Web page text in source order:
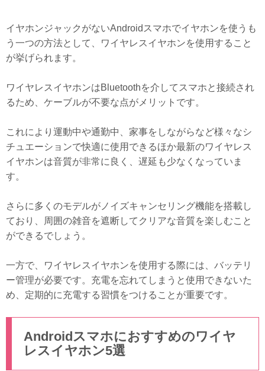
イヤホンジャックがないAndroidスマホでイヤホンを使うも
う一つの方法として、ワイヤレスイヤホンを使用すること
が挙げられます。
ワイヤレスイヤホンはBluetoothを介してスマホと接続され
るため、ケーブルが不要な点がメリットです。
これにより運動中や通勤中、家事をしながらなど様々なシ
チュエーションで快適に使用できるほか最新のワイヤレス
イヤホンは音質が非常に良く、遅延も少なくなっていま
す。
さらに多くのモデルがノイズキャンセリング機能を搭載し
ており、周囲の雑音を遮断してクリアな音質を楽しむこと
ができるでしょう。
一方で、ワイヤレスイヤホンを使用する際には、バッテリ
ー管理が必要です。充電を忘れてしまうと使用できないた
め、定期的に充電する習慣をつけることが重要です。
Androidスマホにおすすめのワイヤ
レスイヤホン5選